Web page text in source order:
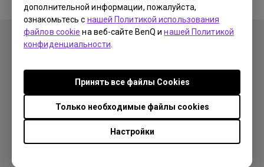
дополнительной информации, пожалуйста,
ознакомьтесь с нашей Политикой использования
файлов cookie на веб-сайте BenQ инашей Политикой
конфиденциальности
Настройки
Только необходимые файлы cookies
Принять все файлы Сookies
Мониторы
Образование
Бизнес